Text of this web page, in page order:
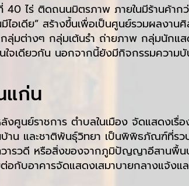
ไร่ ติดถนนมิตรภาพ ภายในมีร้านค้าก
อเดีย” สร้างขึ้นเพื่อเป็นศูนย์รวมผลง
กลุ่มต่างๆ กลุ่มเต้นรำ ถ่ายภาพ กลุ่มนัก
จเดียวกัน นอกจากนี้ยังมีกิจกรรมความ
ก่น
ศูนย์ราชการ ตำบลในเมือง จัดแสดงเรื่
น และชาติพันธุ์วิทยา เป็นพิพิธภัณฑ์ที่ร
ารวดี หรือสิ่งของจากภูมิปัญญาอีสานพื้
กับอาคารจัดแสดงเสมาบายกลางแจ้งแ